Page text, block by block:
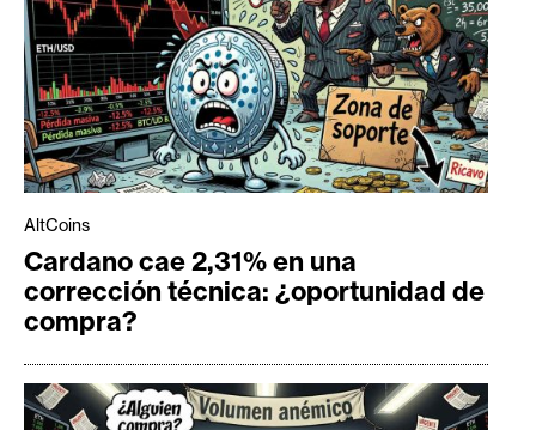
AltCoins
Cardano cae 2,31% en una
corrección técnica: ¿oportunidad de
compra?